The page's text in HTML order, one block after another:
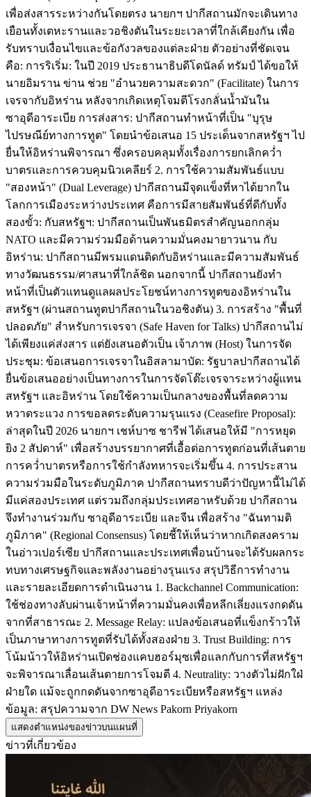
เพื่อส่งสารระหว่างกันโดยตรง นายกฯ ปากีสถานมักจะเดินทาง
เยือนทั้งเตหะรานและวอชิงตันในระยะเวลาที่ใกล้เคียงกัน เพื่อ
รับทราบเงื่อนไขและข้อกังวลของแต่ละฝ่าย ตัวอย่างที่ชัดเจน
คือ: การริเริ่ม: ในปี 2019 ประธานาธิบดีโดนัลด์ ทรัมป์ ได้ขอให้
นายอิมราน ข่าน ช่วย "อำนวยความสะดวก" (Facilitate) ในการ
เจรจากับอิหร่าน หลังจากเกิดเหตุโจมตีโรงกลั่นน้ำมันใน
ซาอุดีอาระเบีย การส่งสาร: ปากีสถานทำหน้าที่เป็น "บุรุษ
ไปรษณีย์ทางการทูต" โดยนำข้อเสนอ 15 ประเด็นจากสหรัฐฯ ไป
ยื่นให้อิหร่านพิจารณา ซึ่งครอบคลุมทั้งเรื่องการยกเลิกคว่ำ
บาตรและการควบคุมนิวเคลียร์ 2. การใช้ความสัมพันธ์แบบ
"สองหน้า" (Dual Leverage) ปากีสถานมีจุดแข็งที่หาได้ยากใน
โลกการเมืองระหว่างประเทศ คือการมีสายสัมพันธ์ที่ดีกับทั้ง
สองขั้ว: กับสหรัฐฯ: ปากีสถานเป็นพันธมิตรสำคัญนอกกลุ่ม
NATO และมีความร่วมมือด้านความมั่นคงมายาวนาน กับ
อิหร่าน: ปากีสถานมีพรมแดนติดกับอิหร่านและมีความสัมพันธ์
ทางวัฒนธรรม/ศาสนาที่ใกล้ชิด นอกจากนี้ ปากีสถานยังทำ
หน้าที่เป็นตัวแทนดูแลผลประโยชน์ทางการทูตของอิหร่านใน
สหรัฐฯ (ผ่านสถานทูตปากีสถานในวอชิงตัน) 3. การสร้าง "พื้นที่
ปลอดภัย" สำหรับการเจรจา (Safe Haven for Talks) ปากีสถานไม่
ได้เพียงแค่ส่งสาร แต่ยังเสนอตัวเป็น เจ้าภาพ (Host) ในการจัด
ประชุม: ข้อเสนอการเจรจาในอิสลามาบัด: รัฐบาลปากีสถานได้
ยื่นข้อเสนออย่างเป็นทางการในการจัดโต๊ะเจรจาระหว่างผู้แทน
สหรัฐฯ และอิหร่าน โดยใช้ความเป็นกลางของพื้นที่ลดความ
หวาดระแวง การขอลดระดับความรุนแรง (Ceasefire Proposal):
ล่าสุดในปี 2026 นายกฯ เชห์บาซ ชารีฟ ได้เสนอให้มี "การหยุด
ยิง 2 สัปดาห์" เพื่อสร้างบรรยากาศที่เอื้อต่อการทูตก่อนที่เส้นตาย
การคว่ำบาตรหรือการใช้กำลังทหารจะเริ่มขึ้น 4. การประสาน
ความร่วมมือในระดับภูมิภาค ปากีสถานทราบดีว่าปัญหานี้ไม่ได้
มีแค่สองประเทศ แต่รวมถึงกลุ่มประเทศอาหรับด้วย ปากีสถาน
จึงทำงานร่วมกับ ซาอุดีอาระเบีย และจีน เพื่อสร้าง "ฉันทามติ
ภูมิภาค" (Regional Consensus) โดยชี้ให้เห็นว่าหากเกิดสงคราม
ในอ่าวเปอร์เซีย ปากีสถานและประเทศเพื่อนบ้านจะได้รับผลกระ
ทบทางเศรษฐกิจและพลังงานอย่างรุนแรง สรุปวิธีการทำงาน
และรายละเอียดการดำเนินงาน 1. Backchannel Communication:
ใช้ช่องทางลับผ่านเจ้าหน้าที่ความมั่นคงเพื่อหลีกเลี่ยงแรงกดดัน
จากที่สาธารณะ 2. Message Relay: แปลงข้อเสนอที่แข็งกร้าวให้
เป็นภาษาทางการทูตที่รับได้ทั้งสองฝ่าย 3. Trust Building: การ
โน้มน้าวให้อิหร่านเปิดช่องแคบฮอร์มุซเพื่อแลกกับการที่สหรัฐฯ
จะพิจารณาเลื่อนเส้นตายการโจมตี 4. Neutrality: วางตัวไม่ฝักใฝ่
ฝ่ายใด แม้จะถูกกดดันจากซาอุดีอาระเบียหรือสหรัฐฯ แหล่ง
ข้อมูล: สรุปความจาก DW News Pakorn Priyakorn
แสดงตำแหน่งของข่าวบนแผนที่
ข่าวที่เกี่ยวข้อง